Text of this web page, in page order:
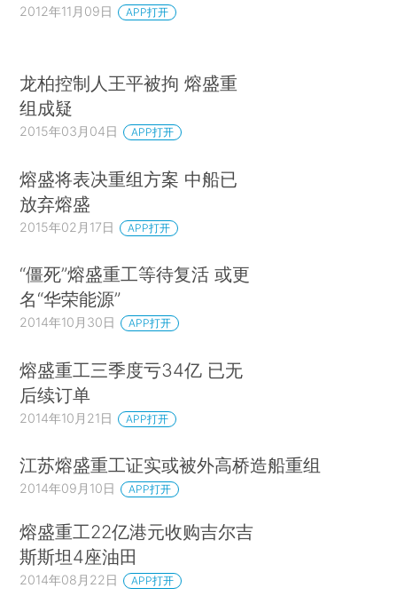
2012年11月09日 APP打开
龙柏控制人王平被拘 熔盛重
组成疑
2015年03月04日 APP打开
熔盛将表决重组方案 中船已
放弃熔盛
2015年02月17日 APP打开
“僵死”熔盛重工等待复活 或更
名“华荣能源”
2014年10月30日 APP打开
熔盛重工三季度亏34亿 已无
后续订单
2014年10月21日 APP打开
江苏熔盛重工证实或被外高桥造船重组
2014年09月10日 APP打开
熔盛重工22亿港元收购吉尔吉
斯斯坦4座油田
2014年08月22日 APP打开